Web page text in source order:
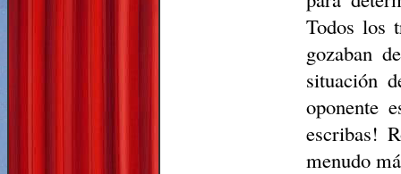
Todos los
gozaban
situación
oponente
escribas!
menudo